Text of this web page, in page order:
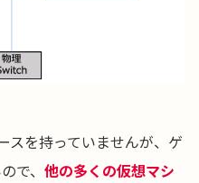
スを持っていませんが、ゲ
で、 他の多くの仮想マシ